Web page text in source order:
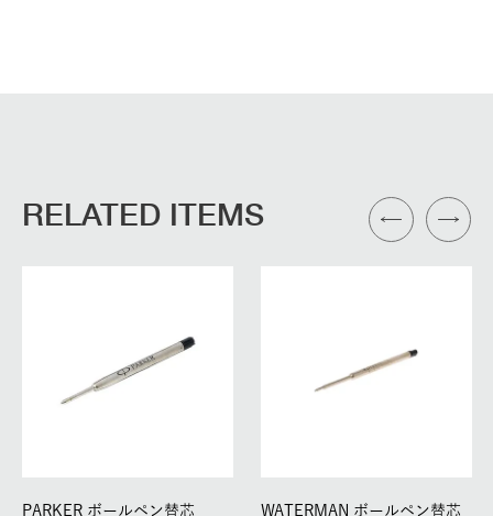
RELATED ITEMS
PARKER ボールペン替芯
WATERMAN ボールペン替芯